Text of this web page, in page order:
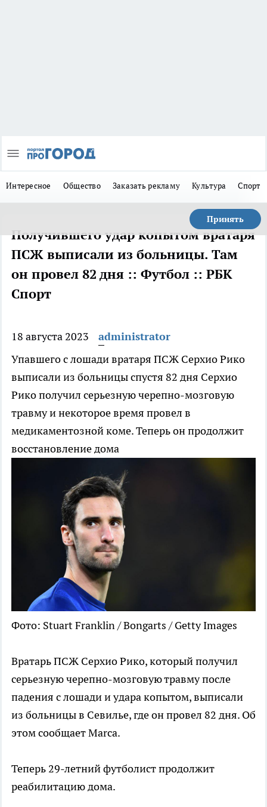
Интересное Общество Заказать рекламу Культура Спорт
Принять
Получившего удар копытом вратаря
ПСЖ выписали из больницы. Там
он провел 82 дня :: Футбол :: РБК
Спорт
18 августа 2023
administrator
Упавшего с лошади вратаря ПСЖ Серхио Рико
выписали из больницы спустя 82 дня Серхио
Рико получил серьезную черепно-мозговую
травму и некоторое время провел в
медикаментозной коме. Теперь он продолжит
восстановление дома
Фото: Stuart Franklin / Bongarts / Getty Images
Вратарь ПСЖ Серхио Рико, который получил
серьезную черепно-мозговую травму после
падения с лошади и удара копытом, выписали
из больницы в Севилье, где он провел 82 дня. Об
этом сообщает Marca.
Теперь 29-летний футболист продолжит
реабилитацию дома.